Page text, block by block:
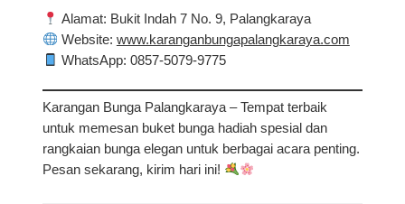
Alamat: Bukit Indah 7 No. 9, Palangkaraya
Website: www.karanganbungapalangkaraya.com
WhatsApp: 0857-5079-9775
Karangan Bunga Palangkaraya – Tempat terbaik
untuk memesan buket bunga hadiah spesial dan
rangkaian bunga elegan untuk berbagai acara penting.
Pesan sekarang, kirim hari ini!